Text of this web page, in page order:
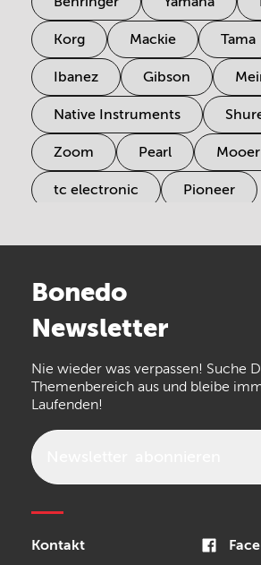
Korg Mackie Tama
Ibanez Gibson
Native Instruments
Zoom Pearl Mooer
tc electronic Pioneer
Arturia
the t.bone
Walrus Audio Epiphone
Bonedo
Newsletter
Nie wieder was verpassen! Suche
Themenbereich aus und bleibe
Laufenden!
Kontakt